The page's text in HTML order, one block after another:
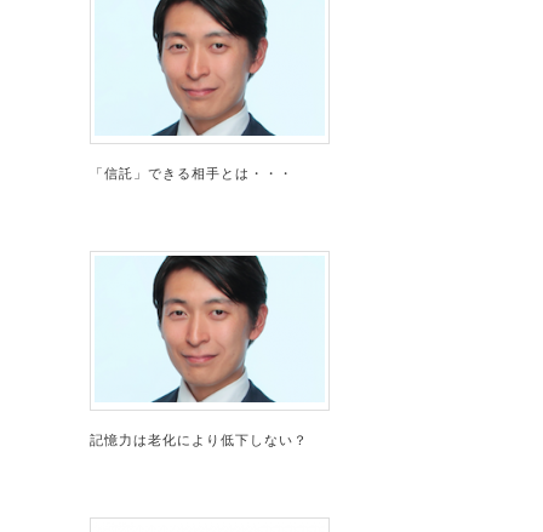
「信託」できる相手とは・・・
記憶力は老化により低下しない？